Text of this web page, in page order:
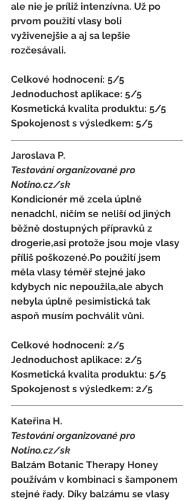
ale nie je príliž intenzívna. Už po
prvom použití vlasy boli
vyživenejšie a aj sa lepšie
rozčesávali.
Celkové hodnocení: 5/5
Jednoduchost aplikace: 5/5
Kosmetická kvalita produktu: 5/5
Spokojenost s výsledkem: 5/5
Jaroslava P.
Testování organizované pro
Notino.cz/sk
Kondicionér mě zcela úplně
nenadchl, ničím se neliší od jiných
běžně dostupných přípravků z
drogerie,asi protože jsou moje vlasy
příliš poškozené.Po použití jsem
měla vlasy téměř stejné jako
kdybych nic nepoužila,ale abych
nebyla úplně pesimistická tak
aspoň musím pochválit vůni.
Celkové hodnocení: 2/5
Jednoduchost aplikace: 2/5
Kosmetická kvalita produktu: 5/5
Spokojenost s výsledkem: 2/5
Kateřina H.
Testování organizované pro
Notino.cz/sk
Balzám Botanic Therapy Honey
používám v kombinaci s šamponem
stejné řady. Díky balzámu se vlasy